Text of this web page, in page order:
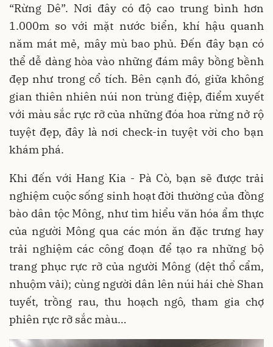
“Rừng Dê”. Nơi đây có độ cao trung bình hơn
1.000m so với mặt nước biển, khí hậu quanh
năm mát mẻ, mây mù bao phủ. Đến đây bạn có
thể dễ dàng hòa vào những đám mây bồng bềnh
đẹp như trong cổ tích. Bên cạnh đó, giữa không
gian thiên nhiên núi non trùng điệp, điểm xuyết
với màu sắc rực rỡ của những đóa hoa rừng nở rộ
tuyệt đẹp, đây là nơi check-in tuyệt vời cho bạn
khám phá.
Khi đến với Hang Kia - Pà Cò, bạn sẽ được trải
nghiệm cuộc sống sinh hoạt đời thường của đồng
bào dân tộc Mông, như tìm hiểu văn hóa ẩm thực
của người Mông qua các món ăn đặc trưng hay
trải nghiệm các công đoạn để tạo ra những bộ
trang phục rực rỡ của người Mông (dệt thổ cẩm,
nhuộm vải); cùng người dân lên núi hái chè Shan
tuyết, trồng rau, thu hoạch ngô, tham gia chợ
phiên rực rỡ sắc màu…